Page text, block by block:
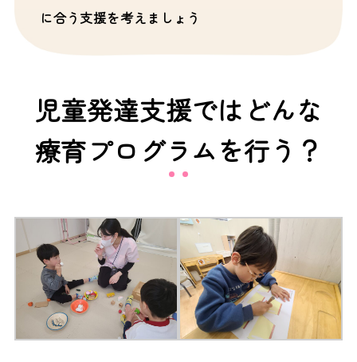
に合う支援を考えましょう
児童発達支援ではどんな
療育プログラムを行う？